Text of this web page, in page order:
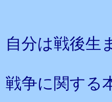
自分は戦後生
戦争に関する